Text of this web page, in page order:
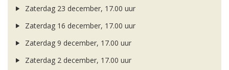
Zaterdag 23 december, 17.00 uur
Zaterdag 16 december, 17.00 uur
Zaterdag 9 december, 17.00 uur
Zaterdag 2 december, 17.00 uur